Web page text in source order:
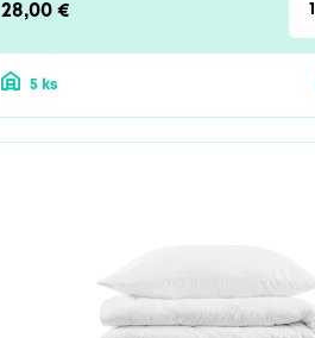
28,00 €
5 ks